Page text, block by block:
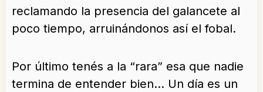
reclamando la presencia del galancete al
poco tiempo, arruinándonos así el fobal.
Por último tenés a la “rara” esa que nadie
termina de entender bien… Un día es un